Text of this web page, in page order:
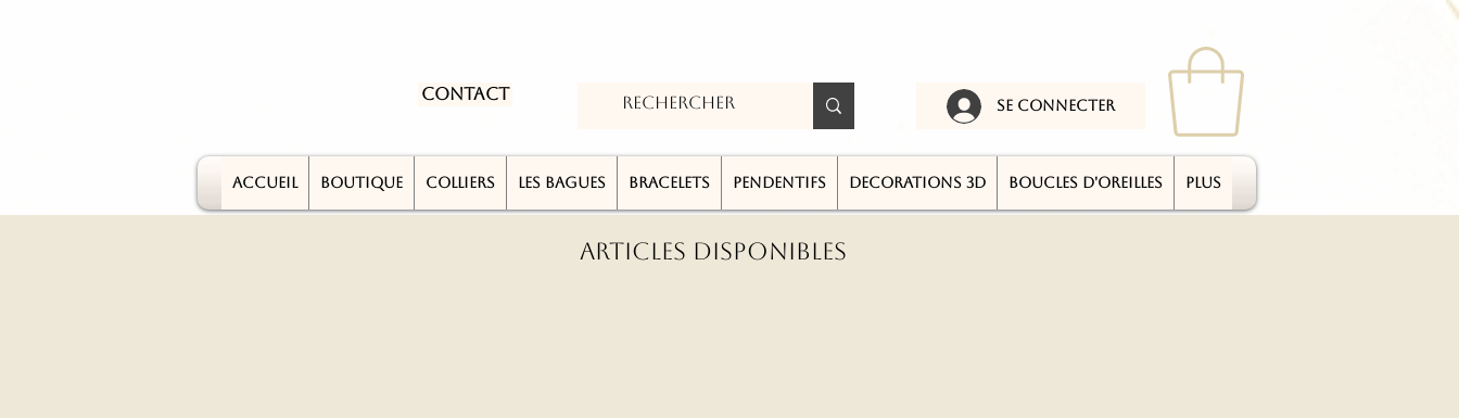
Contact
se connecter
ACCUEIL BOUTIQUE COLLIERS LES BAGUES BRACELETS PENDENTIFS DECORATIONS 3D BOUCLES D'OREILLES plus
ARTICLES DISPONIBLES